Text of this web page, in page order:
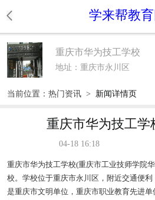
学来帮教育
重庆市华为技工学校
地址：重庆市永川区
当前位置： 热门资讯 > 新闻详情页
重庆市华为技工学
04-18 16:18
重庆市华为技工学校(重庆市工业技师学院
校。学校位于重庆市永川区，附近交通便利
是重庆市文明单位，重庆市职业教育先进